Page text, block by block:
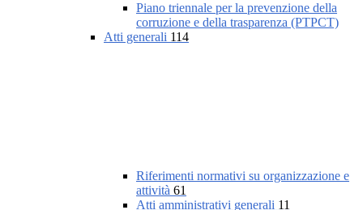
Piano triennale per la prevenzione della
corruzione e della trasparenza (PTPCT)
Atti generali 114
Riferimenti normativi su organizzazione e
attività 61
Atti amministrativi generali 11